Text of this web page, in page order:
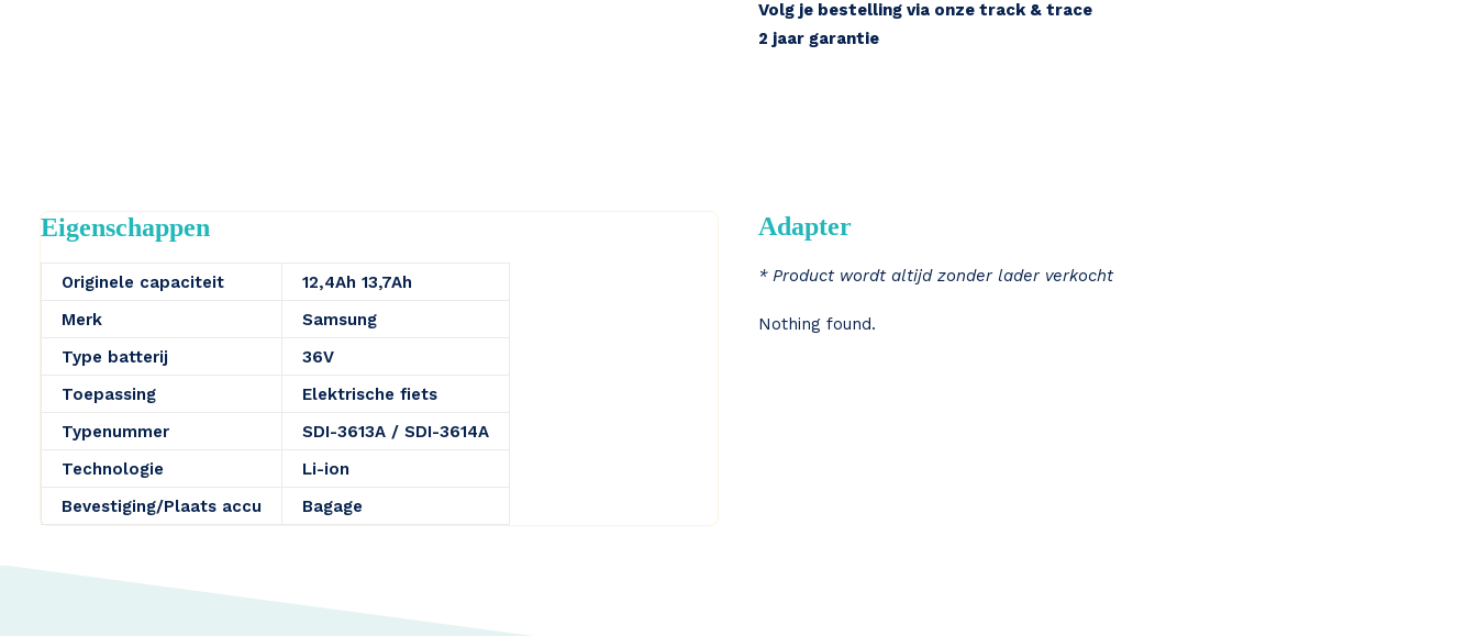
Volg je bestelling via onze track & trace
2 jaar garantie
Eigenschappen
Originele capaciteit
12,4Ah 13,7Ah
Merk
Samsung
Type batterij
36V
Toepassing
Elektrische fiets
Typenummer
SDI-3613A / SDI-3614A
Technologie
Li-ion
Bevestiging/Plaats accu
Bagage
Adapter
* Product wordt altijd zonder lader verkocht
Nothing found.